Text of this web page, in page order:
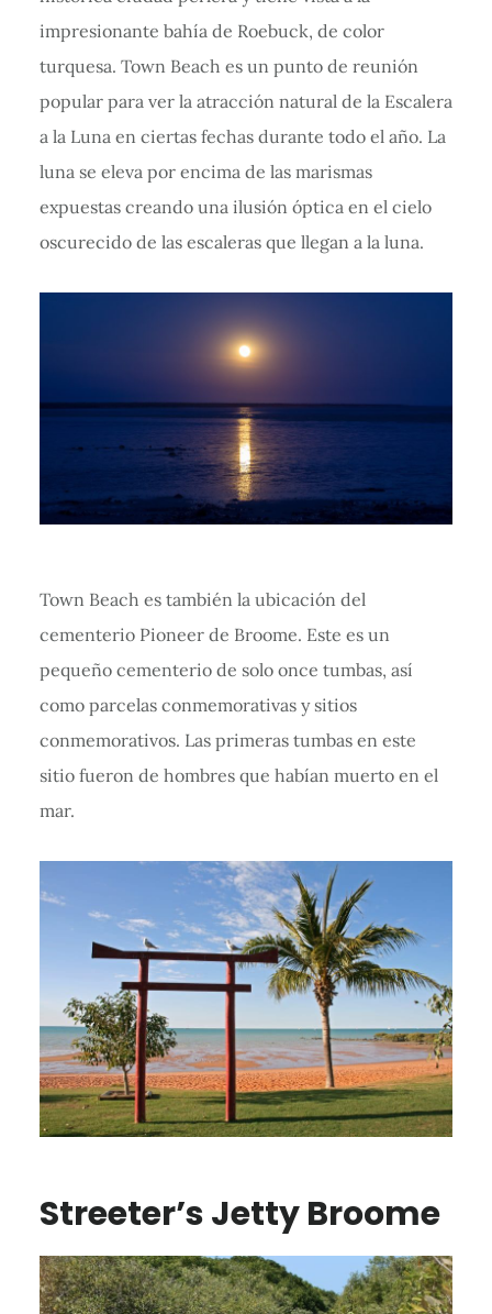
impresionante bahía de Roebuck, de color
turquesa. Town Beach es un punto de reunión
popular para ver la atracción natural de la Escalera
a la Luna en ciertas fechas durante todo el año. La
luna se eleva por encima de las marismas
expuestas creando una ilusión óptica en el cielo
oscurecido de las escaleras que llegan a la luna.
Town Beach es también la ubicación del
cementerio Pioneer de Broome. Este es un
pequeño cementerio de solo once tumbas, así
como parcelas conmemorativas y sitios
conmemorativos. Las primeras tumbas en este
sitio fueron de hombres que habían muerto en el
mar.
Streeter’s Jetty Broome